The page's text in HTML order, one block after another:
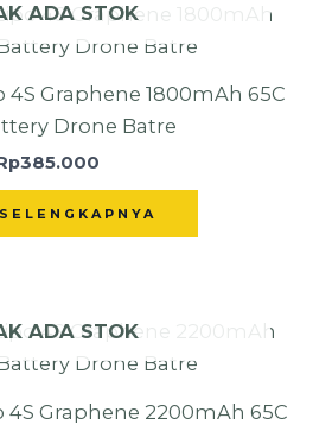
ADA STOK
Graphene 1800mAh 65C
Drone Batre
385.000
ADA STOK
Graphene 2200mAh 65C